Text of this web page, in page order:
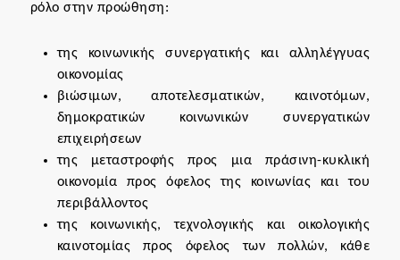
ρόλο στην προώθηση:
της κοινωνικής συνεργατικής και αλληλέγγυας
οικονομίας
βιώσιμων, αποτελεσματικών, καινοτόμων,
δημοκρατικών κοινωνικών συνεργατικών
επιχειρήσεων
της μεταστροφής προς μια πράσινη-κυκλική
οικονομία προς όφελος της κοινωνίας και του
περιβάλλοντος
της κοινωνικής, τεχνολογικής και οικολογικής
καινοτομίας προς όφελος των πολλών, κάθε